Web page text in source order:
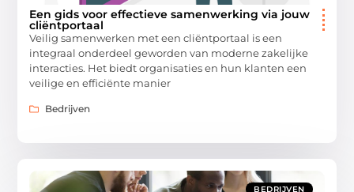
Een gids voor effectieve samenwerking via jouw
cliëntportaal
Veilig samenwerken met een cliëntportaal is een
integraal onderdeel geworden van moderne zakelijke
interacties. Het biedt organisaties en hun klanten een
veilige en efficiënte manier
Bedrijven
BEDRIJVEN